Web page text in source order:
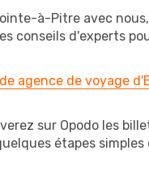
à-Pitre avec
conseils d'experts
agence de voyage
sur Opodo les
étapes simples